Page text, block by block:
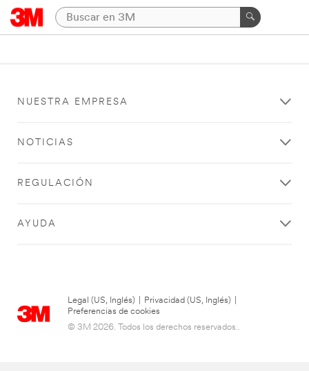
NUESTRA EMPRESA
NOTICIAS
REGULACIÓN
AYUDA
Legal (US, Inglés) Privacidad (US, Inglés)
Preferencias de cookies
© 3M 2026. Todos los derechos reservados..